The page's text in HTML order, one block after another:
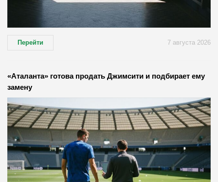
Перейти 7 августа 2026
«Аталанта» готова продать Джимсити и подбирает ему
замену